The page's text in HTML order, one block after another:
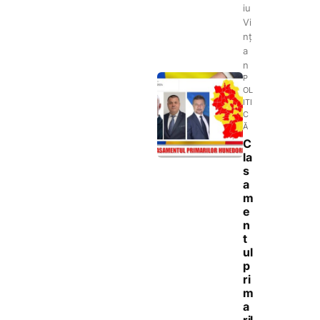
iu
Vi
nț
a
n
P
OL
ITI
C
Ă
C
la
s
a
m
e
n
t
ul
p
ri
m
a